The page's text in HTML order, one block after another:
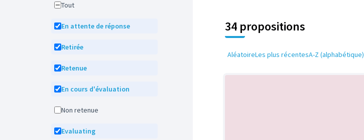
Tout
En attente de réponse
Retirée
Retenue
En cours d'évaluation
Non retenue
Evaluating
34 propositions
AléatoireLes plus récentesA-Z (alphabétique)